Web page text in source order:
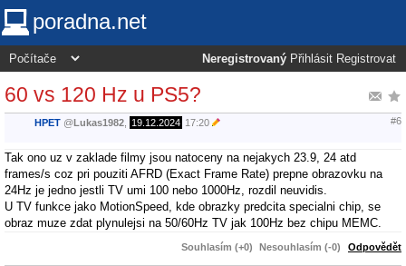
poradna.net
Neregistrovaný Přihlásit Registrovat
60 vs 120 Hz u PS5?
HPET @Lukas1982 19.12.2024 17:20 #6
Tak ono uz v zaklade filmy jsou natoceny na nejakych 23.9, 24 atd
frames/s coz pri pouziti AFRD (Exact Frame Rate) prepne obrazovku na
24Hz je jedno jestli TV umi 100 nebo 1000Hz, rozdil neuvidis.
U TV funkce jako MotionSpeed, kde obrazky predcita specialni chip, se
obraz muze zdat plynulejsi na 50/60Hz TV jak 100Hz bez chipu MEMC.
Souhlasím (+0) Nesouhlasím (-0) Odpovědět